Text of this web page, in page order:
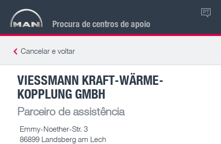
Procura de centros de apoio
PT
Cancelar e voltar
VIESSMANN KRAFT-WÄRME-
KOPPLUNG GMBH
Parceiro de assistência
Emmy-Noether-Str. 3
86899 Landsberg am Lech